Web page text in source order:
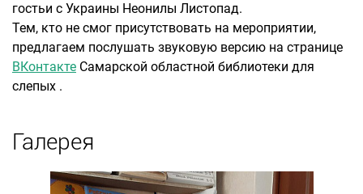
гостьи с Украины Неонилы Листопад.
Тем, кто не смог присутствовать на мероприятии,
предлагаем послушать звуковую версию на странице
ВКонтакте Самарской областной библиотеки для
слепых .
Галерея